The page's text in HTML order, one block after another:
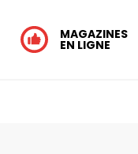
MAGAZINES
EN LIGNE